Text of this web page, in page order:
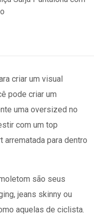
criar um visual
pode criar um
uma oversized no
com um top
arrematada para dentro
são seus
jeans skinny ou
aquelas de ciclista.